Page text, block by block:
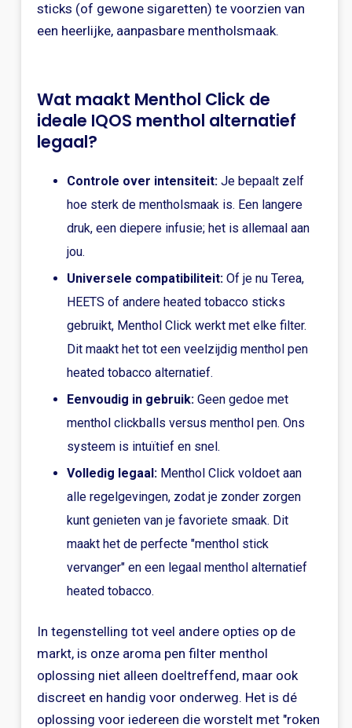
sticks (of gewone sigaretten) te voorzien van
een heerlijke, aanpasbare mentholsmaak.
Wat maakt Menthol Click de
ideale IQOS menthol alternatief
legaal?
Controle over intensiteit:Je bepaalt zelf
hoe sterk de mentholsmaak is. Een langere
druk, een diepere infusie; het is allemaal aan
jou.
Universele compatibiliteit:Of je nu Terea,
HEETS of andere heated tobacco sticks
gebruikt, Menthol Click werkt met elke filter.
Dit maakt het tot een veelzijdig menthol pen
heated tobacco alternatief.
Eenvoudig in gebruik:Geen gedoe met
menthol clickballs versus menthol pen. Ons
systeem is intuïtief en snel.
Volledig legaal:Menthol Click voldoet aan
alle regelgevingen, zodat je zonder zorgen
kunt genieten van je favoriete smaak. Dit
maakt het de perfecte "menthol stick
vervanger" en een legaal menthol alternatief
heated tobacco.
In tegenstelling tot veel andere opties op de
markt, is onze aroma pen filter menthol
oplossing niet alleen doeltreffend, maar ook
discreet en handig voor onderweg. Het is dé
oplossing voor iedereen die worstelt met "roken